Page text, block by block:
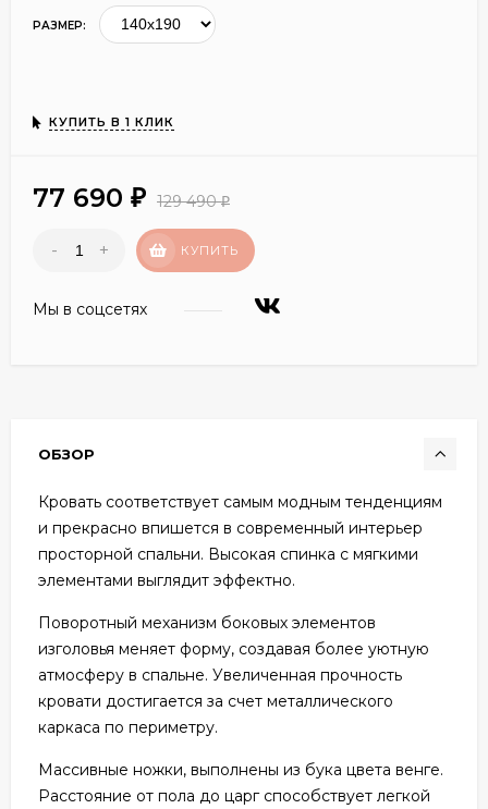
РАЗМЕР:
КУПИТЬ В 1 КЛИК
77 690 ₽ 129 490₽
- + КУПИТЬ
Мы в соцсетях
ОБЗОР
Кровать соответствует самым модным тенденциям
и прекрасно впишется в современный интерьер
просторной спальни. Высокая спинка с мягкими
элементами выглядит эффектно.
Поворотный механизм боковых элементов
изголовья меняет форму, создавая более уютную
атмосферу в спальне. Увеличенная прочность
кровати достигается за счет металлического
каркаса по периметру.
Массивные ножки, выполнены из бука цвета венге.
Расстояние от пола до царг способствует легкой